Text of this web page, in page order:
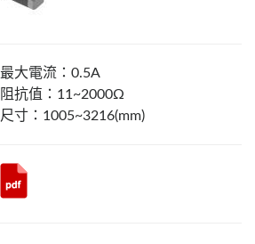
最大電流：0.5A
阻抗值：11~2000Ω
尺寸：1005~3216(mm)